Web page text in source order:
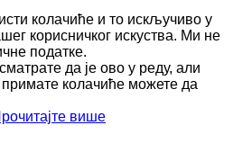
колачиће и то искључиво у
корисничког искуства. Ми не
податке.
да је ово у реду, али
колачиће можете да
више